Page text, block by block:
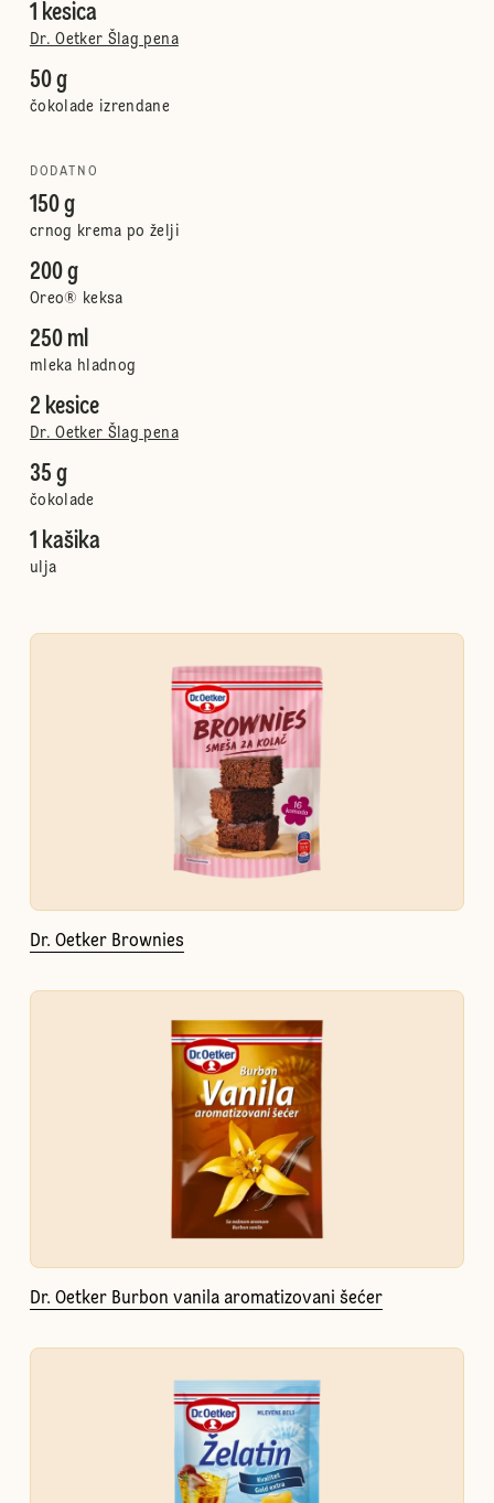
1 kesica
Dr. Oetker Šlag pena
50 g
čokolade izrendane
DODATNO
150 g
crnog krema po želji
200 g
Oreo® keksa
250 ml
mleka hladnog
2 kesice
Dr. Oetker Šlag pena
35 g
čokolade
1 kašika
ulja
Dr. Oetker Brownies
Dr. Oetker Burbon vanila aromatizovani šećer